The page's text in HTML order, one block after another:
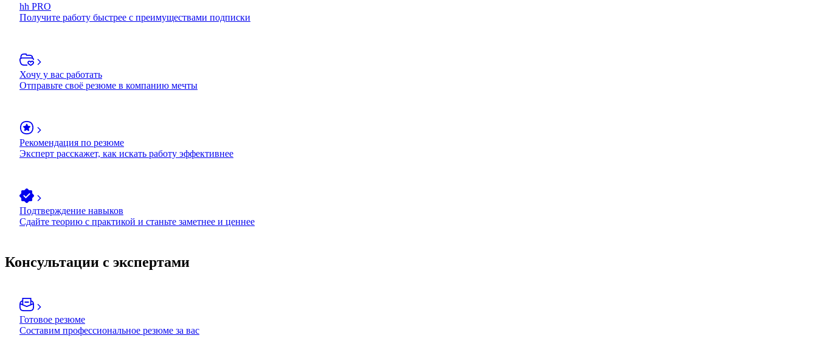
hh PRO
Получите работу быстрее с преимуществами подписки
Хочу у вас работать
Отправьте своё резюме в компанию мечты
Рекомендация по резюме
Эксперт расскажет, как искать работу эффективнее
Подтверждение навыков
Сдайте теорию с практикой и станьте заметнее и ценнее
Консультации с экспертами
Готовое резюме
Составим профессиональное резюме за вас